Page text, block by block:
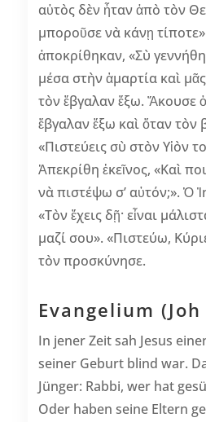
αὐτὸς δὲν ἦταν ἀπὸ τὸν
μποροῦσε νὰ κάνῃ
ἀποκρίθηκαν, «Σὺ
μέσα στὴν ἁμαρτία καὶ
τὸν ἔβγαλαν ἔξω. Ἄκουσε
ἔβγαλαν ἔξω καὶ ὅταν τὸν
«Πιστεύεις σὺ στὸν Υἱὸν
Ἀπεκρίθη ἐκεῖνος, «Καὶ
νὰ πιστέψω σ’ αὐτόν;». Ὁ
«Τὸν ἔχεις δῇ· εἶναι
μαζί σου». «Πιστεύω,
τὸν προσκύνησε.
Evangelium
In jener Zeit sah Jesus
seiner Geburt blind war.
Jünger: Rabbi, wer hat
Oder haben seine Eltern